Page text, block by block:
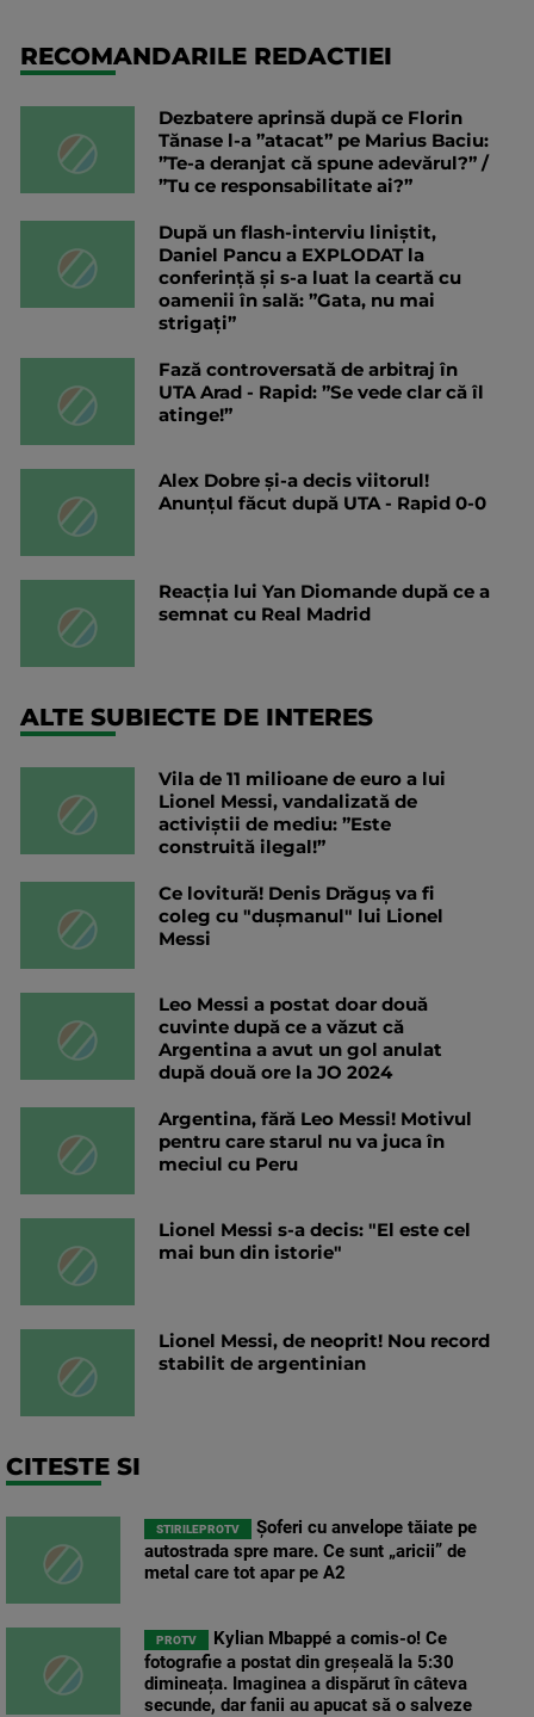
RECOMANDARILE REDACTIEI
Dezbatere aprinsă după ce Florin
Tănase l-a ”atacat” pe Marius Baciu:
”Te-a deranjat că spune adevărul?” /
”Tu ce responsabilitate ai?”
După un flash-interviu liniștit,
Daniel Pancu a EXPLODAT la
conferință și s-a luat la ceartă cu
oamenii în sală: ”Gata, nu mai
strigați”
Fază controversată de arbitraj în
UTA Arad - Rapid: ”Se vede clar că îl
atinge!”
Alex Dobre și-a decis viitorul!
Anunțul făcut după UTA - Rapid 0-0
Reacția lui Yan Diomande după ce a
semnat cu Real Madrid
ALTE SUBIECTE DE INTERES
Vila de 11 milioane de euro a lui
Lionel Messi, vandalizată de
activiștii de mediu: ”Este
construită ilegal!”
Ce lovitură! Denis Drăguș va fi
coleg cu "dușmanul" lui Lionel
Messi
Leo Messi a postat doar două
cuvinte după ce a văzut că
Argentina a avut un gol anulat
după două ore la JO 2024
Argentina, fără Leo Messi! Motivul
pentru care starul nu va juca în
meciul cu Peru
Lionel Messi s-a decis: "El este cel
mai bun din istorie"
Lionel Messi, de neoprit! Nou record
stabilit de argentinian
CITESTE SI
STIRILEPROTV
Șoferi cu anvelope tăiate pe
autostrada spre mare. Ce sunt „aricii” de
metal care tot apar pe A2
PROTV
Kylian Mbappé a comis-o! Ce
fotografie a postat din greșeală la 5:30
dimineața. Imaginea a dispărut în câteva
secunde, dar fanii au apucat să o salveze